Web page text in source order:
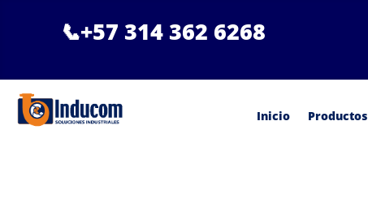
📞+57 314 362 6268
Inicio Productos